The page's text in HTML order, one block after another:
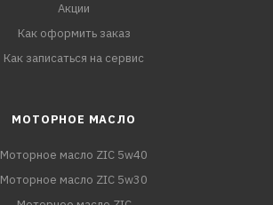
Акции
Как оформить заказ
Как записаться на сервис
МОТОРНОЕ МАСЛО
Моторное масло ZIC 5w40
Моторное масло ZIC 5w30